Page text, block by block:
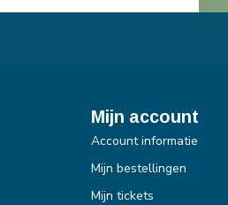
Mijn account
Account informatie
Mijn bestellingen
Mijn tickets